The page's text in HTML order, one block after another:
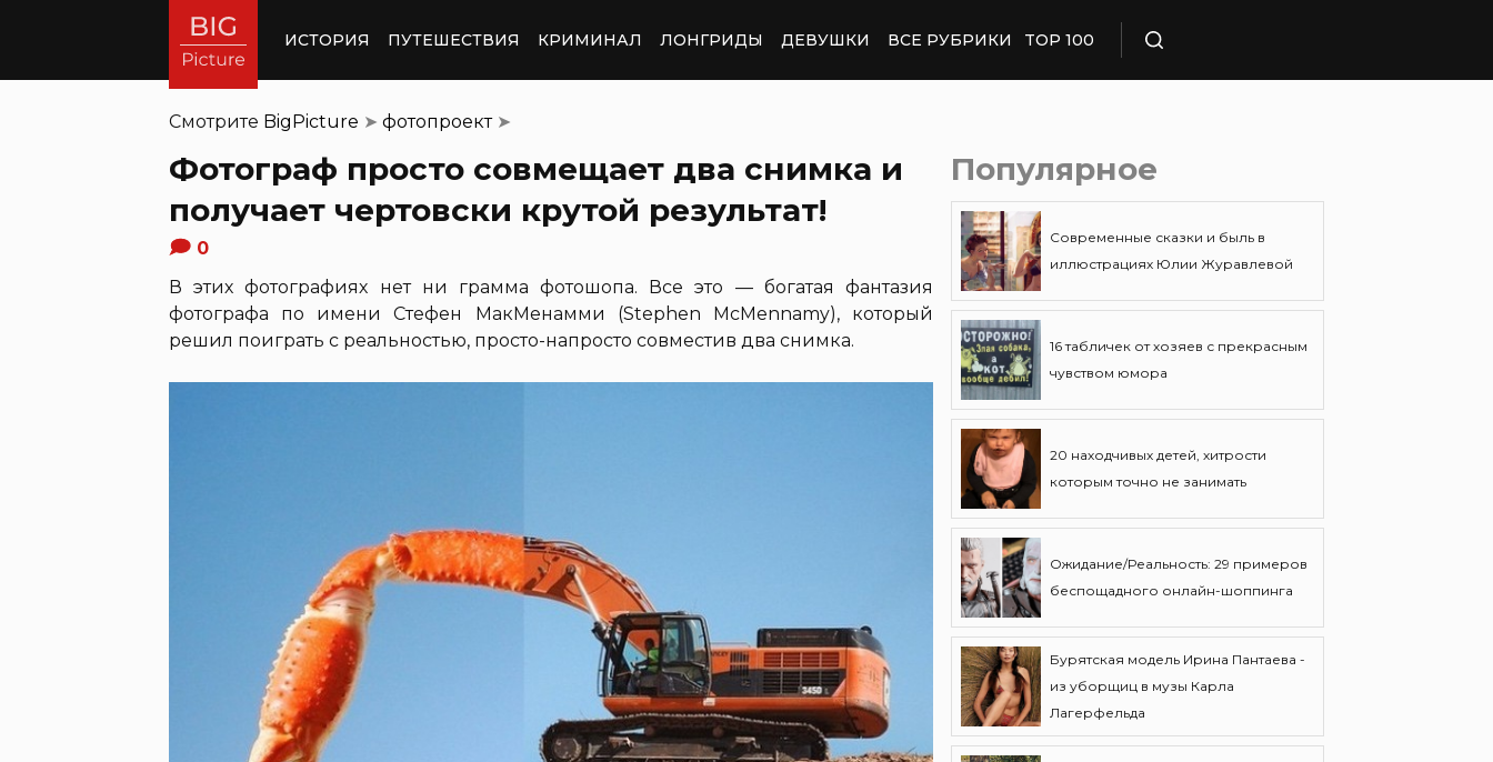
ИСТОРИЯ ПУТЕШЕСТВИЯ КРИМИНАЛ ЛОНГРИДЫ ДЕВУШКИ ВСЕ РУБРИКИ TOP 100
Смотрите BigPicture ➤ фотопроект➤
Фотограф просто совмещает два снимка и
получает чертовски крутой результат!
0
В этих фотографиях нет ни грамма фотошопа. Все это — богатая фантазия
фотографа по имени Стефен МакМенамми (Stephen McMennamy), который
решил поиграть с реальностью, просто-напросто совместив два снимка.
Популярное
Современные сказки и быль в
иллюстрациях Юлии Журавлевой
16 табличек от хозяев с прекрасным
чувством юмора
20 находчивых детей, хитрости
которым точно не занимать
Ожидание/Реальность: 29 примеров
беспощадного онлайн-шоппинга
Бурятская модель Ирина Пантаева -
из уборщиц в музы Карла
Лагерфельда